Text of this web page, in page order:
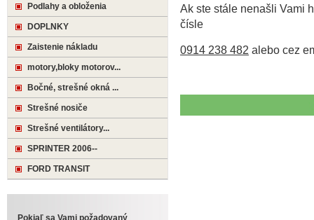
Ak ste stále nenašli Vami
čísle
0914 238 482 alebo cez
Podlahy a obloženia
DOPLNKY
Zaistenie nákladu
motory,bloky motorov...
Bočné, strešné okná ...
Strešné nosiče
Strešné ventilátory...
SPRINTER 2006--
FORD TRANSIT
Pokiaľ sa Vami požadovaný